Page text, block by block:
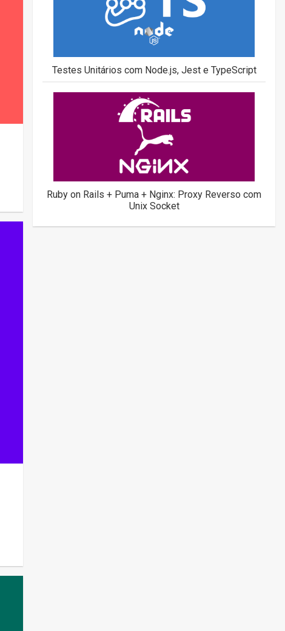
Testes Unitários com Node.js, Jest e TypeScript
Ruby on Rails + Puma + Nginx: Proxy Reverso com
Unix Socket